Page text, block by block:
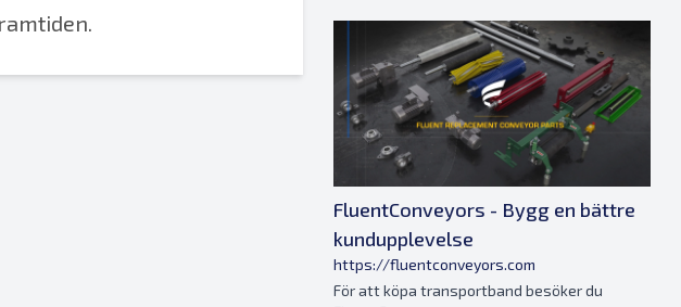
FluentConveyors - Bygg en bättre
kundupplevelse
https://fluentconveyors.com
För att köpa transportband besöker du